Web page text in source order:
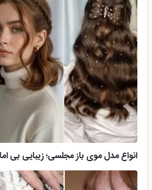
انواع مدل موی باز مجلسی؛ زیبایی بی